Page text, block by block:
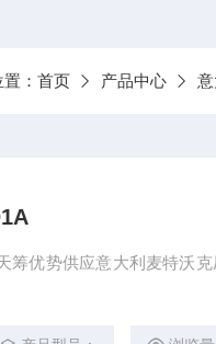
： 首页 产品中心
筹优势供应意大利麦特沃